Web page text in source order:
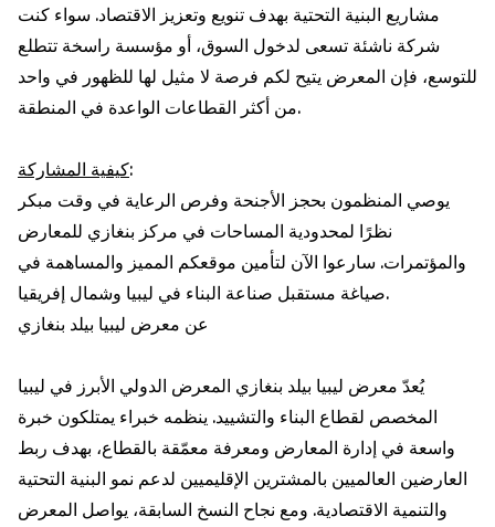
مشاريع البنية التحتية بهدف تنويع وتعزيز الاقتصاد. سواء كنت
شركة ناشئة تسعى لدخول السوق، أو مؤسسة راسخة تتطلع
للتوسع، فإن المعرض يتيح لكم فرصة لا مثيل لها للظهور في واحد
من أكثر القطاعات الواعدة في المنطقة.
كيفية المشاركة:
يوصي المنظمون بحجز الأجنحة وفرص الرعاية في وقت مبكر
نظرًا لمحدودية المساحات في مركز بنغازي للمعارض
والمؤتمرات. سارعوا الآن لتأمين موقعكم المميز والمساهمة في
صياغة مستقبل صناعة البناء في ليبيا وشمال إفريقيا.
عن معرض ليبيا بيلد بنغازي
يُعدّ معرض ليبيا بيلد بنغازي المعرض الدولي الأبرز في ليبيا
المخصص لقطاع البناء والتشييد. ينظمه خبراء يمتلكون خبرة
واسعة في إدارة المعارض ومعرفة معمّقة بالقطاع، بهدف ربط
العارضين العالميين بالمشترين الإقليميين لدعم نمو البنية التحتية
والتنمية الاقتصادية. ومع نجاح النسخ السابقة، يواصل المعرض